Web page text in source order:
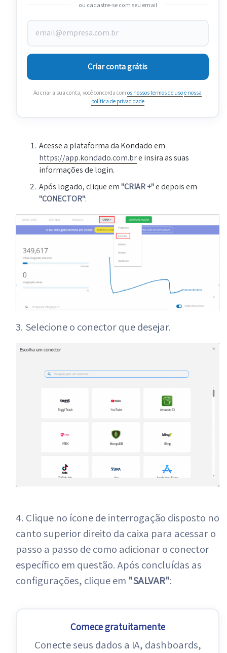
ou cadastre-se com seu email
Criar conta grátis
Ao criar a sua conta, você concorda com os nossos termos de usoe nossa
política de privacidade
Acesse a plataforma da Kondado em
https://app.kondado.com.bre insira as suas
informações de login.
Após logado, clique em"CRIAR +"e depois em
"CONECTOR":
3. Selecione o conector que desejar.
4. Clique no ícone de interrogação disposto no
canto superior direito da caixa para acessar o
passo a passo de como adicionar o conector
específico em questão. Após concluídas as
configurações, clique em "SALVAR":
Comece gratuitamente
Conecte seus dados a IA, dashboards,